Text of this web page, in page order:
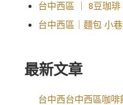
台中西區 ｜ 8豆珈
台中西區｜麵包 小
最新文章
台中西台中西區咖